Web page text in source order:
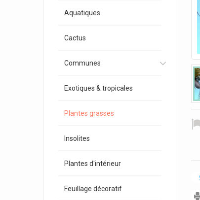
Aquatiques
Cactus
Communes
Exotiques & tropicales
Plantes grasses
Insolites
Plantes d'intérieur
Feuillage décoratif